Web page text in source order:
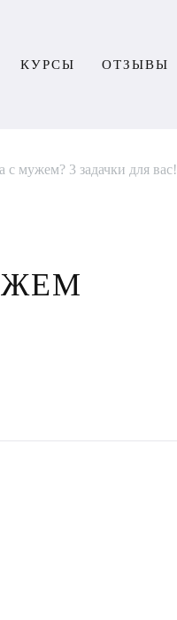
КУРСЫ ОТЗЫВЫ
с мужем? 3 задачки для вас!